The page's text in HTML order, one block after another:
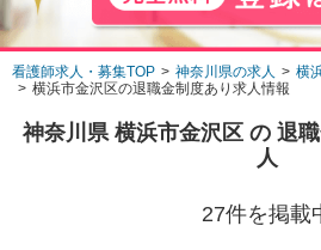
看護師求人・募集TOP 神奈川県の求人
横
横浜市金沢区の退職金制度あり求人情報
神奈川県 横浜市金沢区の 退
人
27件を掲載